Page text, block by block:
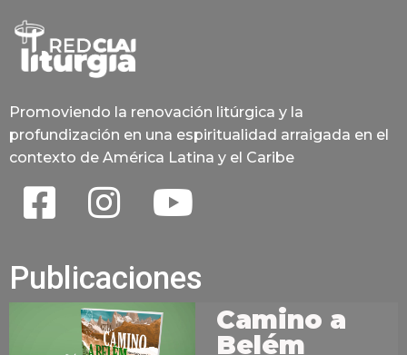
Promoviendo la renovación litúrgica y la
profundización en una espiritualidad arraigada en el
contexto de América Latina y el Caribe
Publicaciones
Camino a
Belém